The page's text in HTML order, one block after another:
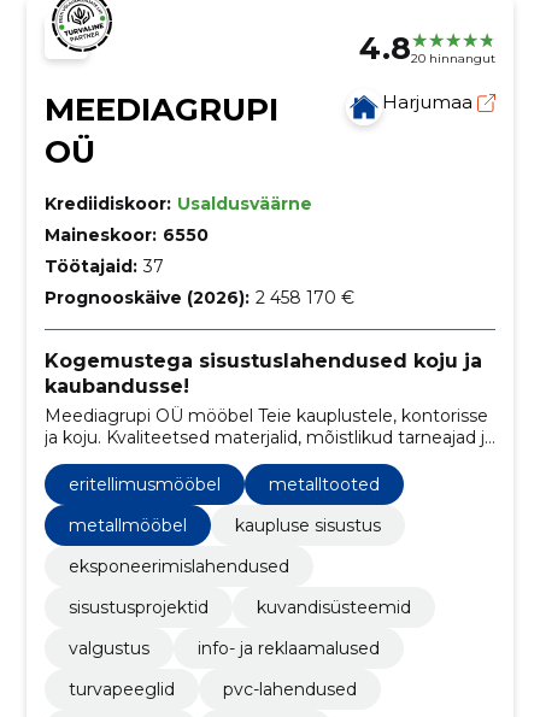
4.820 hinnangut
MEEDIAGRUPI
OÜ
Harjumaa
Krediidiskoor: Usaldusväärne
Maineskoor: 6550
Töötajaid: 37
Prognooskäive (2026): 2 458 170 €
Kogemustega sisustuslahendused koju ja
kaubandusse!
Meediagrupi OÜ mööbel Teie kauplustele, kontorisse
ja koju. Kvaliteetsed materjalid, mõistlikud tarneajad ja
asjatundlik meeskond.
eritellimusmööbel
metalltooted
metallmööbel
kaupluse sisustus
eksponeerimislahendused
sisustusprojektid
kuvandisüsteemid
valgustus
info- ja reklaamalused
turvapeeglid
pvc-lahendused